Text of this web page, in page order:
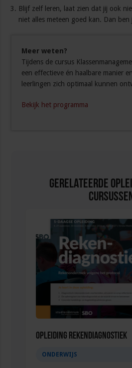
Blijf zelf leren, laat zien dat jij ook
niet alles meteen goed kan. Dan
Meer weten?
Tijdens de cursus
een effectieve én haalbare manier
leerlingen zich optimaal kunnen
Bekijk het programma
Gerelateerde
Opleiding Rekendiagnostiek
ONDERWIJS